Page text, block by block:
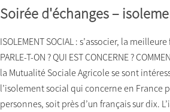
Soirée d'échanges –
ISOLEMENT SOCIAL : s’associer, la
PARLE-T-ON ? QUI EST CONCERNE ?
la Mutualité Sociale Agricole se sont
l’isolement social qui concerne en France
personnes, soit près d’un français sur dix.